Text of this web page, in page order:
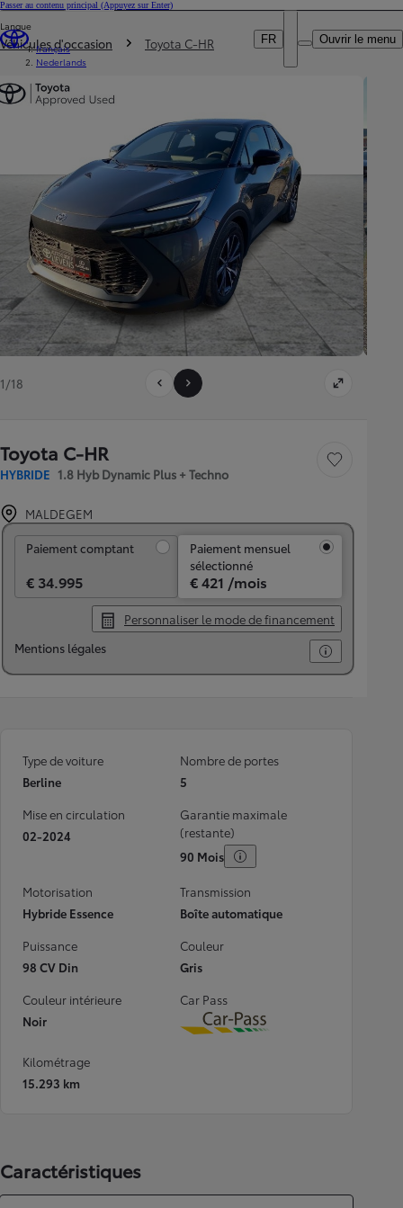
Passer au contenu principal (Appuyez sur Enter)
Professionnel
DEALER NAME
FR
Langue
français
Nederlands
Ouvrir le menu
Vous êtes ici
Véhicules d'occasion Toyota C-HR
1/18
Toyota C-HR
HYBRIDE 1.8 Hyb Dynamic Plus + Techno
Sauvegarder le
MALDEGEM
Paiement comptant
€ 34.995
Paiement mensuel
sélectionné
€ 421 /mois
Personnaliser le mode de financement
Mentions légales
Type de voiture
Berline
Nombre de portes
5
Mise en circulation
02-2024
Garantie maximale
(restante)
90 Mois
Motorisation
Hybride Essence
Transmission
Boîte automatique
Puissance
98 CV Din
Couleur
Gris
Couleur intérieure
Noir
Car Pass
Download
Kilométrage
15.293 km
Caractéristiques